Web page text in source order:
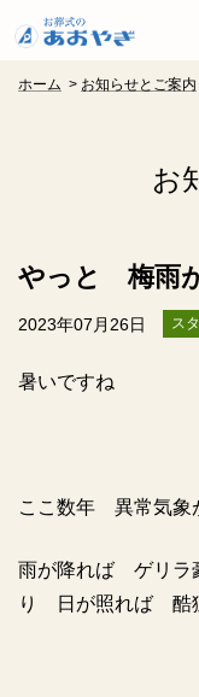
ホーム > お知らせとご案内
お
やっと 梅雨
2023年07月26日 ス
暑いですね
ここ数年 異常気象
雨が降れば ゲリラ
り 日が照れば 酷